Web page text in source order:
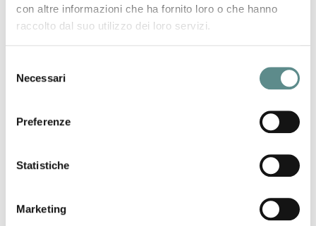
con altre informazioni che ha fornito loro o che hanno
raccolto dal suo utilizzo dei loro servizi.
delNecessari
Preferenze
Statistiche
Marketing
Ore 17.15 –Dibattito e conclusioni
Confindustria Mantova, via fax (n. 0376 223867 o 237233), il
modulo di adesione riportato in allegato.
I BANDI E I FINANZIAMENTI EUROPEI PER RILANCIARE LE
PMI_modulo adesione
precedente:seminario gratuito "le novita' iva 2013 nei rapporti
news